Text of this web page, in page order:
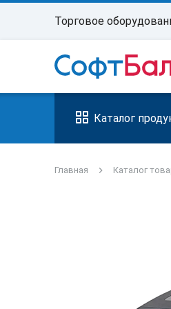
Торговое
Каталог
Главная Каталог